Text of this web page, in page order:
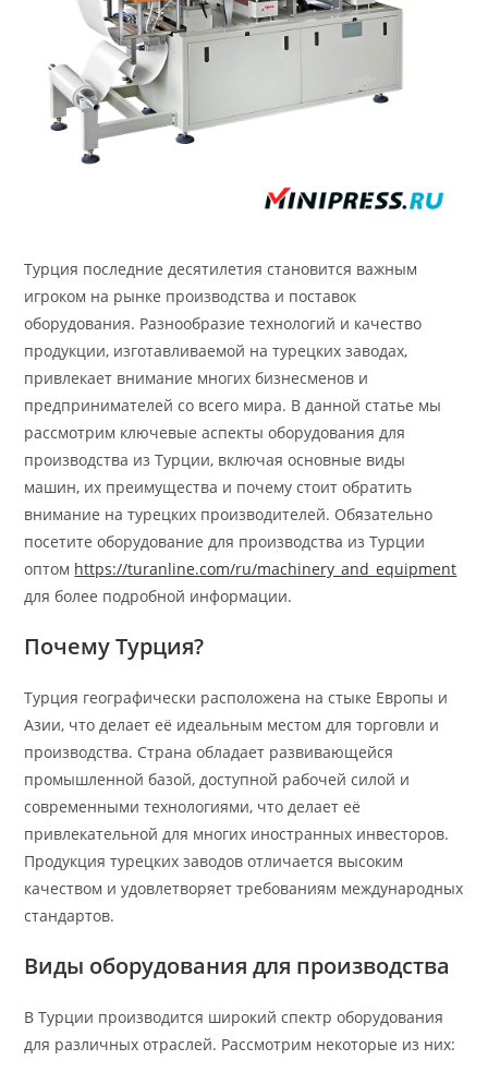
Турция последние десятилетия становится важным
игроком на рынке производства и поставок
оборудования. Разнообразие технологий и качество
продукции, изготавливаемой на турецких заводах,
привлекает внимание многих бизнесменов и
предпринимателей со всего мира. В данной статье мы
рассмотрим ключевые аспекты оборудования для
производства из Турции, включая основные виды
машин, их преимущества и почему стоит обратить
внимание на турецких производителей. Обязательно
посетите оборудование для производства из Турции
оптом https://turanline.com/ru/machinery_and_equipment
для более подробной информации.
Почему Турция?
Турция географически расположена на стыке Европы и
Азии, что делает её идеальным местом для торговли и
производства. Страна обладает развивающейся
промышленной базой, доступной рабочей силой и
современными технологиями, что делает её
привлекательной для многих иностранных инвесторов.
Продукция турецких заводов отличается высоким
качеством и удовлетворяет требованиям международных
стандартов.
Виды оборудования для производства
В Турции производится широкий спектр оборудования
для различных отраслей. Рассмотрим некоторые из них: